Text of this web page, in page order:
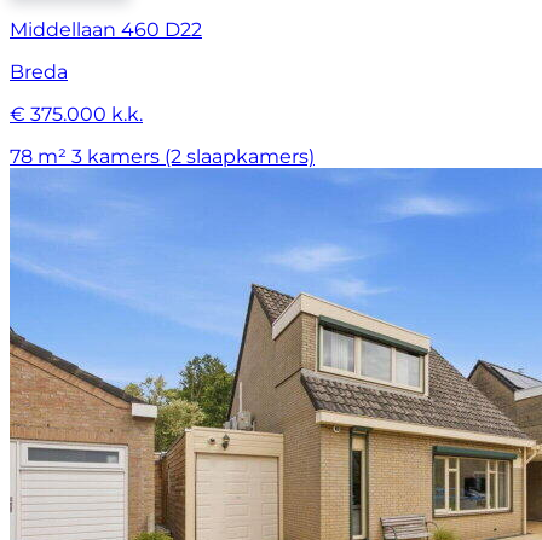
Middellaan 460 D22
Breda
€ 375.000 k.k.
78 m² 3 kamers (2 slaapkamers)